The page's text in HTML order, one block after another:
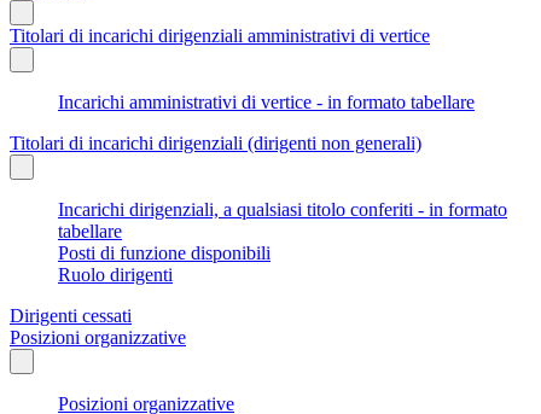
Titolari di incarichi dirigenziali amministrativi di vertice
Incarichi amministrativi di vertice - in formato tabellare
Titolari di incarichi dirigenziali (dirigenti non generali)
Incarichi dirigenziali, a qualsiasi titolo conferiti - in formato
tabellare
Posti di funzione disponibili
Ruolo dirigenti
Dirigenti cessati
Posizioni organizzative
Posizioni organizzative